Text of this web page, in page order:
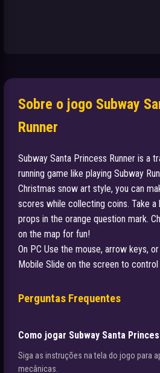
Sobre o jogo Subway
Runner
Subway Santa Princess Runner is a
running game like playing Subway
Christmas snow art style, you can
scores while collecting coins. Take
props in the orange question mark.
on the map for fun!
On PC Use the mouse, arrow keys,
Mobile Slide on the screen to control
Perguntas Frequentes
Como jogar Subway Santa
Siga as instruções na tela do jogo para
mecânicas.